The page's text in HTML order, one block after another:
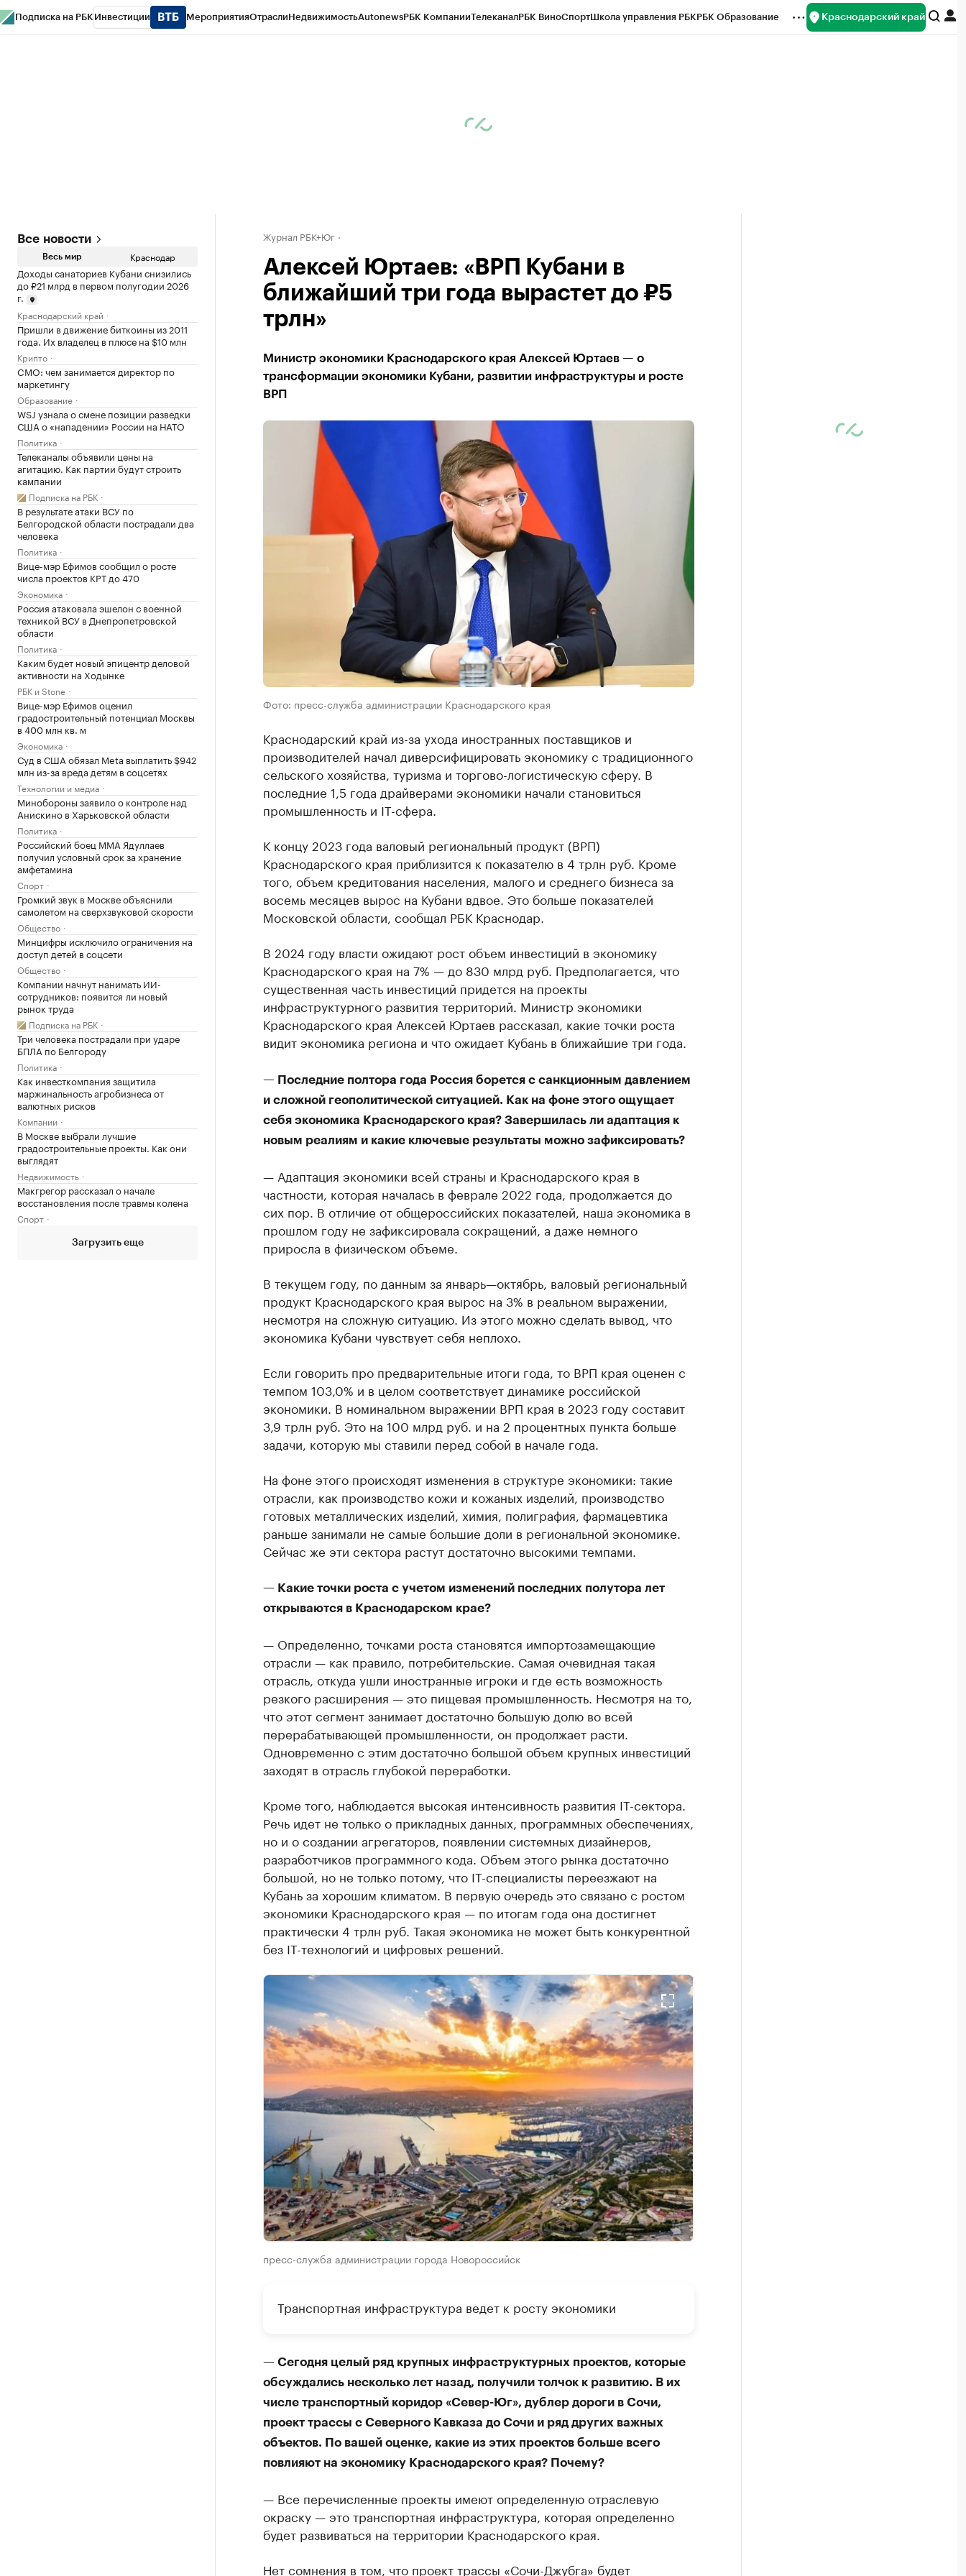
Подписка на РБК Инвестиции МероприятияОтраслиНедвижимостьAutonewsРБК КомпанииТелеканалРБК ВиноСпортШкола управления РБКРБК Образование Краснодарский край
Все новости
Весь мир Краснодар
Доходы санаториев Кубани снизились
до ₽21 млрд в первом полугодии 2026
г.
Краснодарский край
Пришли в движение биткоины из 2011
года. Их владелец в плюсе на $10 млн
Крипто
CMO: чем занимается директор по
маркетингу
Образование
WSJ узнала о смене позиции разведки
США о «нападении» России на НАТО
Политика
Телеканалы объявили цены на
агитацию. Как партии будут строить
кампании
Подписка на РБК
В результате атаки ВСУ по
Белгородской области пострадали два
человека
Политика
Вице-мэр Ефимов сообщил о росте
числа проектов КРТ до 470
Экономика
Россия атаковала эшелон с военной
техникой ВСУ в Днепропетровской
области
Политика
Каким будет новый эпицентр деловой
активности на Ходынке
РБК и Stone
Вице-мэр Ефимов оценил
градостроительный потенциал Москвы
в 400 млн кв. м
Экономика
Суд в США обязал Meta выплатить $942
млн из-за вреда детям в соцсетях
Технологии и медиа
Минобороны заявило о контроле над
Анискино в Харьковской области
Политика
Российский боец ММА Ядуллаев
получил условный срок за хранение
амфетамина
Спорт
Громкий звук в Москве объяснили
самолетом на сверхзвуковой скорости
Общество
Минцифры исключило ограничения на
доступ детей в соцсети
Общество
Компании начнут нанимать ИИ-
сотрудников: появится ли новый
рынок труда
Подписка на РБК
Три человека пострадали при ударе
БПЛА по Белгороду
Политика
Как инвесткомпания защитила
маржинальность агробизнеса от
валютных рисков
Компании
В Москве выбрали лучшие
градостроительные проекты. Как они
выглядят
Недвижимость
Макгрегор рассказал о начале
восстановления после травмы колена
Спорт
Загрузить еще
Журнал РБК+Юг
Алексей Юртаев: «ВРП Кубани в
ближайший три года вырастет до ₽5
трлн»
Министр экономики Краснодарского края Алексей Юртаев — о
трансформации экономики Кубани, развитии инфраструктуры и росте
ВРП
Фото: пресс-служба администрации Краснодарского края
Краснодарский край из-за ухода иностранных поставщиков и
производителей начал диверсифицировать экономику с традиционного
сельского хозяйства, туризма и торгово-логистическую сферу. В
последние 1,5 года драйверами экономики начали становиться
промышленность и IT-сфера.
К концу 2023 года валовый региональный продукт (ВРП)
Краснодарского края приблизится к показателю в 4 трлн руб. Кроме
того, объем кредитования населения, малого и среднего бизнеса за
восемь месяцев вырос на Кубани вдвое. Это больше показателей
Московской области, сообщал РБК Краснодар.
В 2024 году власти ожидают рост объем инвестиций в экономику
Краснодарского края на 7% — до 830 млрд руб. Предполагается, что
существенная часть инвестиций придется на проекты
инфраструктурного развития территорий. Министр экономики
Краснодарского края Алексей Юртаев рассказал, какие точки роста
видит экономика региона и что ожидает Кубань в ближайшие три года.
— Последние полтора года Россия борется с санкционным давлением
и сложной геополитической ситуацией. Как на фоне этого ощущает
себя экономика Краснодарского края? Завершилась ли адаптация к
новым реалиям и какие ключевые результаты можно зафиксировать?
— Адаптация экономики всей страны и Краснодарского края в
частности, которая началась в феврале 2022 года, продолжается до
сих пор. В отличие от общероссийских показателей, наша экономика в
прошлом году не зафиксировала сокращений, а даже немного
приросла в физическом объеме.
В текущем году, по данным за январь—октябрь, валовый региональный
продукт Краснодарского края вырос на 3% в реальном выражении,
несмотря на сложную ситуацию. Из этого можно сделать вывод, что
экономика Кубани чувствует себя неплохо.
Если говорить про предварительные итоги года, то ВРП края оценен с
темпом 103,0% и в целом соответствует динамике российской
экономики. В номинальном выражении ВРП края в 2023 году составит
3,9 трлн руб. Это на 100 млрд руб. и на 2 процентных пункта больше
задачи, которую мы ставили перед собой в начале года.
На фоне этого происходят изменения в структуре экономики: такие
отрасли, как производство кожи и кожаных изделий, производство
готовых металлических изделий, химия, полиграфия, фармацевтика
раньше занимали не самые большие доли в региональной экономике.
Сейчас же эти сектора растут достаточно высокими темпами.
— Какие точки роста с учетом изменений последних полутора лет
открываются в Краснодарском крае?
— Определенно, точками роста становятся импортозамещающие
отрасли — как правило, потребительские. Самая очевидная такая
отрасль, откуда ушли иностранные игроки и где есть возможность
резкого расширения — это пищевая промышленность. Несмотря на то,
что этот сегмент занимает достаточно большую долю во всей
перерабатывающей промышленности, он продолжает расти.
Одновременно с этим достаточно большой объем крупных инвестиций
заходят в отрасль глубокой переработки.
Кроме того, наблюдается высокая интенсивность развития IT-сектора.
Речь идет не только о прикладных данных, программных обеспечениях,
но и о создании агрегаторов, появлении системных дизайнеров,
разработчиков программного кода. Объем этого рынка достаточно
большой, но не только потому, что IT-специалисты переезжают на
Кубань за хорошим климатом. В первую очередь это связано с ростом
экономики Краснодарского края — по итогам года она достигнет
практически 4 трлн руб. Такая экономика не может быть конкурентной
без IT-технологий и цифровых решений.
пресс-служба администрации города Новороссийск
Транспортная инфраструктура ведет к росту экономики
— Сегодня целый ряд крупных инфраструктурных проектов, которые
обсуждались несколько лет назад, получили толчок к развитию. В их
числе транспортный коридор «Север-Юг», дублер дороги в Сочи,
проект трассы с Северного Кавказа до Сочи и ряд других важных
объектов. По вашей оценке, какие из этих проектов больше всего
повлияют на экономику Краснодарского края? Почему?
— Все перечисленные проекты имеют определенную отраслевую
окраску — это транспортная инфраструктура, которая определенно
будет развиваться на территории Краснодарского края.
Нет сомнения в том, что проект трассы «Сочи-Джубга» будет